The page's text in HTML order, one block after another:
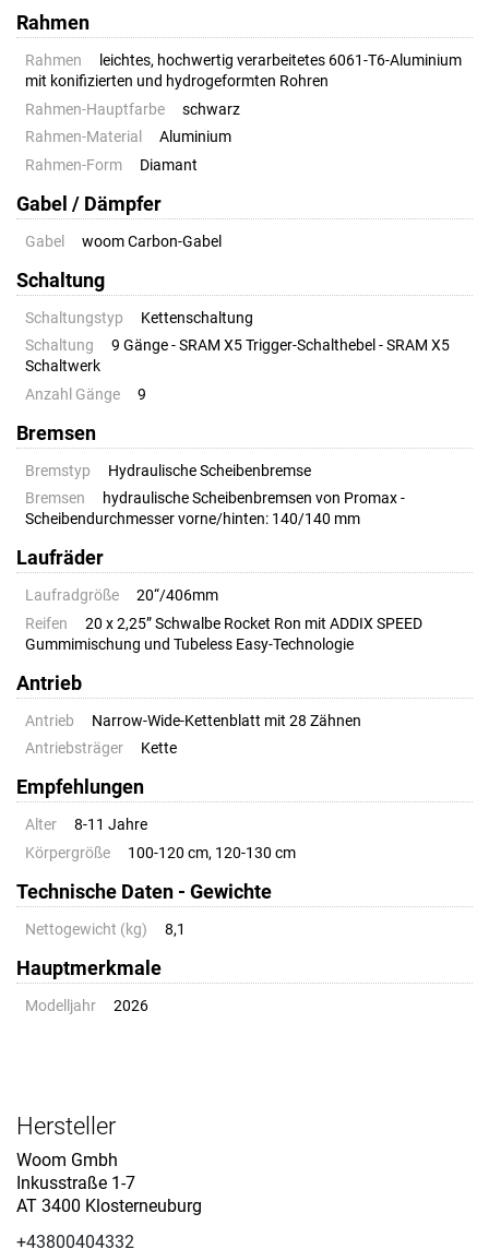
Rahmen
Rahmen
leichtes, hochwertig verarbeitetes 6061-T6-Aluminium
mit konifizierten und hydrogeformten Rohren
Rahmen-Hauptfarbe
schwarz
Rahmen-Material
Aluminium
Rahmen-Form
Diamant
Gabel / Dämpfer
Gabel woom Carbon-Gabel
Schaltung
Schaltungstyp
Kettenschaltung
Schaltung
9 Gänge - SRAM X5 Trigger-Schalthebel - SRAM X5
Schaltwerk
Anzahl Gänge
9
Bremsen
Bremstyp
Hydraulische Scheibenbremse
Bremsen
hydraulische Scheibenbremsen von Promax -
Scheibendurchmesser vorne/hinten: 140/140 mm
Laufräder
Laufradgröße
20“/406mm
Reifen
20 x 2,25” Schwalbe Rocket Ron mit ADDIX SPEED
Gummimischung und Tubeless Easy-Technologie
Antrieb
Antrieb
Narrow-Wide-Kettenblatt mit 28 Zähnen
Antriebsträger
Kette
Empfehlungen
Alter
8-11 Jahre
Körpergröße
100-120 cm, 120-130 cm
Technische Daten - Gewichte
Nettogewicht (kg) 8,1
Hauptmerkmale
Modelljahr 2026
Hersteller
Woom Gmbh
Inkusstraße 1-7
AT 3400 Klosterneuburg
+43800404332